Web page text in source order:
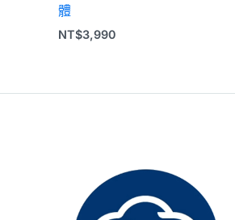
體
NT$3,990